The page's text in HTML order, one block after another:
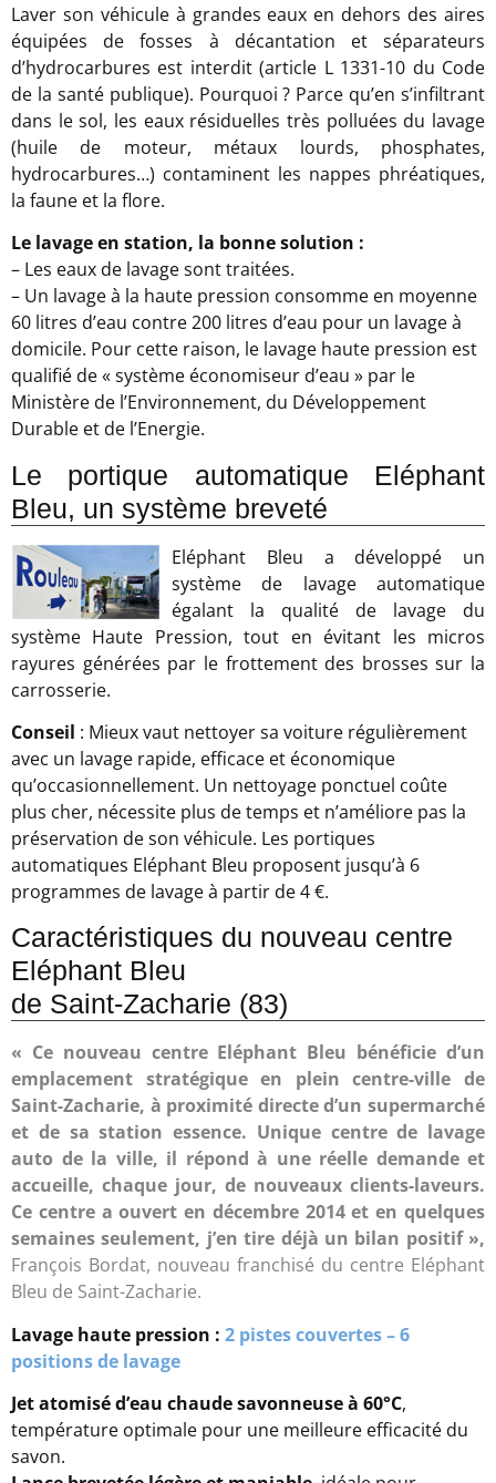
Laver son véhicule à grandes eaux en dehors des aires
équipées de fosses à décantation et séparateurs
d’hydrocarbures est interdit (article L 1331-10 du Code
de la santé publique). Pourquoi ? Parce qu’en s’infiltrant
dans le sol, les eaux résiduelles très polluées du lavage
(huile de moteur, métaux lourds, phosphates,
hydrocarbures…) contaminent les nappes phréatiques,
la faune et la flore.
Le lavage en station, la bonne solution :
– Les eaux de lavage sont traitées.
– Un lavage à la haute pression consomme en moyenne
60 litres d’eau contre 200 litres d’eau pour un lavage à
domicile. Pour cette raison, le lavage haute pression est
qualifié de « système économiseur d’eau » par le
Ministère de l’Environnement, du Développement
Durable et de l’Energie.
Le portique automatique Eléphant
Bleu, un système breveté
Eléphant Bleu a développé un
système de lavage automatique
égalant la qualité de lavage du
système Haute Pression, tout en évitant les micros
rayures générées par le frottement des brosses sur la
carrosserie.
Conseil : Mieux vaut nettoyer sa voiture régulièrement
avec un lavage rapide, efficace et économique
qu’occasionnellement. Un nettoyage ponctuel coûte
plus cher, nécessite plus de temps et n’améliore pas la
préservation de son véhicule. Les portiques
automatiques Eléphant Bleu proposent jusqu’à 6
programmes de lavage à partir de 4 €.
Caractéristiques du nouveau centre
Eléphant Bleu
de Saint-Zacharie (83)
« Ce nouveau centre Eléphant Bleu bénéficie d’un
emplacement stratégique en plein centre-ville de
Saint-Zacharie, à proximité directe d’un supermarché
et de sa station essence. Unique centre de lavage
auto de la ville, il répond à une réelle demande et
accueille, chaque jour, de nouveaux clients-laveurs.
Ce centre a ouvert en décembre 2014 et en quelques
semaines seulement, j’en tire déjà un bilan positif »,
François Bordat, nouveau franchisé du centre Eléphant
Bleu de Saint-Zacharie.
Lavage haute pression : 2 pistes couvertes – 6
positions de lavage
Jet atomisé d’eau chaude savonneuse à 60°C,
température optimale pour une meilleure efficacité du
savon.